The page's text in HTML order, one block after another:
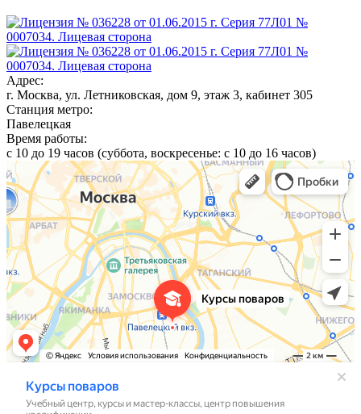
Адрес:
г. Москва, ул. Летниковская, дом 9, этаж 3, кабинет 305
Станция метро:
Павелецкая
Время работы:
с 10 до 19 часов (суббота, воскресенье: с 10 до 16 часов)